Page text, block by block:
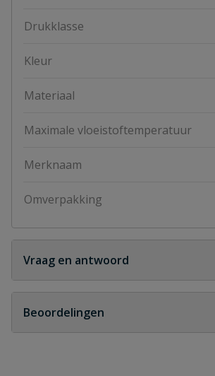
Drukklasse
Kleur
Materiaal
Maximale vloeistoftemperatuur
Merknaam
Omverpakking
Vraag en antwoord
Geen vragen
Beoordelingen